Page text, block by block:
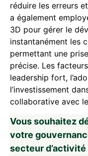
réduire les erreurs
a également
3D pour gérer le
instantanément les
permettant une
précise. Les
leadership fort,
l’investissement
collaborative avec
Vous souhaitez
votre
secteur d’activité